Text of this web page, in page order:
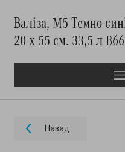
Валіза, M5 Темно-
20 x 55 см. 33,5 л
Назад